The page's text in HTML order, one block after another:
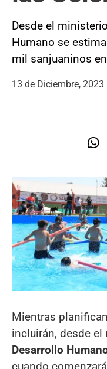
Desde el
Humano se
mil sanjuaninos
13 de Diciembre, 2023
Mientras
incluirán, desde
Desarrollo
cuando